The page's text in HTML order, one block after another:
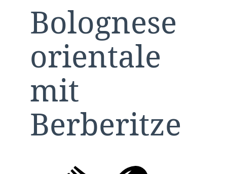
Bolognese
orientale
mit
Berberitze